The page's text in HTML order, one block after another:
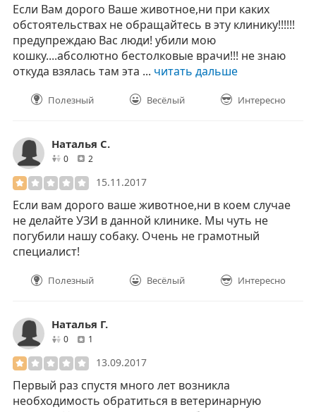
Если Вам дорого Ваше животное,ни при каких
обстоятельствах не обращайтесь в эту клинику!!!!!!
предупреждаю Вас люди! убили мою
кошку....абсолютно бестолковые врачи!!! не знаю
откуда взялась там эта ... читать дальше
Полезный Весёлый Интересно
Наталья C.
0друзей
2
15.11.2017
Если вам дорого ваше животное,ни в коем случае
не делайте УЗИ в данной клинике. Мы чуть не
погубили нашу собаку. Очень не грамотный
специалист!
Полезный Весёлый Интересно
Наталья Г.
0друзей1
13.09.2017
Первый раз спустя много лет возникла
необходимость обратиться в ветеринарную